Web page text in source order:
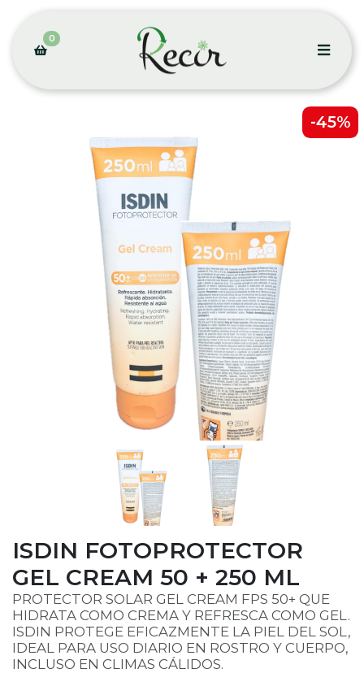
0
-45%
ISDIN FOTOPROTECTOR
GEL CREAM 50 + 250 ML
PROTECTOR SOLAR GEL CREAM FPS 50+ QUE
HIDRATA COMO CREMA Y REFRESCA COMO GEL.
ISDIN PROTEGE EFICAZMENTE LA PIEL DEL SOL,
IDEAL PARA USO DIARIO EN ROSTRO Y CUERPO,
INCLUSO EN CLIMAS CÁLIDOS.